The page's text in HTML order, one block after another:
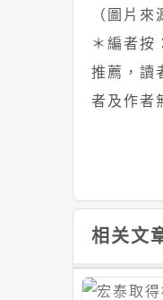
（圖片
＊編者按
推薦，讀
者及作者
相关文